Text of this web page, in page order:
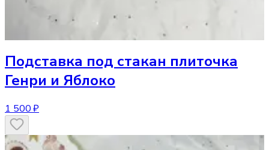
Подставка под стакан плиточка
Генри и Яблоко
1 500 ₽